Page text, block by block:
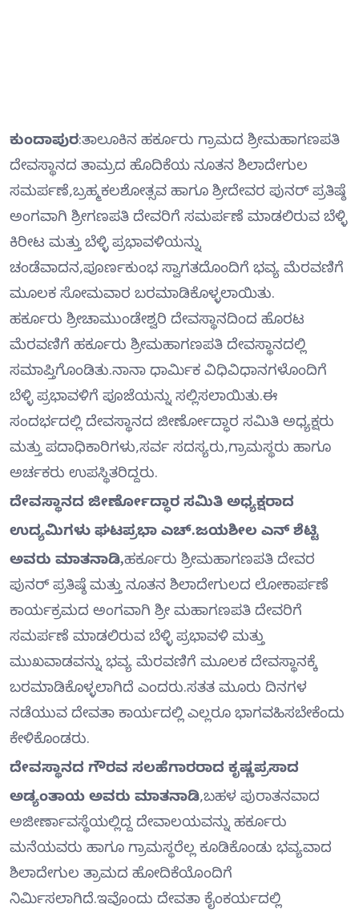
ಕುಂದಾಪುರ:ತಾಲೂಕಿನ ಹರ್ಕೂರು ಗ್ರಾಮದ ಶ್ರೀಮಹಾಗಣಪತಿ
ದೇವಸ್ಥಾನದ ತಾಮ್ರದ ಹೊದಿಕೆಯ ನೂತನ ಶಿಲಾದೇಗುಲ
ಸಮರ್ಪಣೆ,ಬ್ರಹ್ಮಕಲಶೋತ್ಸವ ಹಾಗೂ ಶ್ರೀದೇವರ ಪುನರ್ ಪ್ರತಿಷ್ಠೆ
ಅಂಗವಾಗಿ ಶ್ರೀಗಣಪತಿ ದೇವರಿಗೆ ಸಮರ್ಪಣೆ ಮಾಡಲಿರುವ ಬೆಳ್ಳಿ
ಕಿರೀಟ ಮತ್ತು ಬೆಳ್ಳಿ ಪ್ರಭಾವಳಿಯನ್ನು
ಚಂಡೆವಾದನ,ಪೂರ್ಣಕುಂಭ ಸ್ವಾಗತದೊಂದಿಗೆ ಭವ್ಯ ಮೆರವಣಿಗೆ
ಮೂಲಕ ಸೋಮವಾರ ಬರಮಾಡಿಕೊಳ್ಳಲಾಯಿತು.
ಹರ್ಕೂರು ಶ್ರೀಚಾಮುಂಡೇಶ್ವರಿ ದೇವಸ್ಥಾನದಿಂದ ಹೊರಟ
ಮೆರವಣಿಗೆ ಹರ್ಕೂರು ಶ್ರೀಮಹಾಗಣಪತಿ ದೇವಸ್ಥಾನದಲ್ಲಿ
ಸಮಾಪ್ತಿಗೊಂಡಿತು.ನಾನಾ ಧಾರ್ಮಿಕ ವಿಧಿವಿಧಾನಗಳೊಂದಿಗೆ
ಬೆಳ್ಳಿ ಪ್ರಭಾವಳಿಗೆ ಪೂಜೆಯನ್ನು ಸಲ್ಲಿಸಲಾಯಿತು.ಈ
ಸಂದರ್ಭದಲ್ಲಿ ದೇವಸ್ಥಾನದ ಜೀರ್ಣೋದ್ಧಾರ ಸಮಿತಿ ಅಧ್ಯಕ್ಷರು
ಮತ್ತು ಪದಾಧಿಕಾರಿಗಳು,ಸರ್ವ ಸದಸ್ಯರು,ಗ್ರಾಮಸ್ಥರು ಹಾಗೂ
ಅರ್ಚಕರು ಉಪಸ್ಥಿತರಿದ್ದರು.
ದೇವಸ್ಥಾನದ ಜೀರ್ಣೋದ್ಧಾರ ಸಮಿತಿ ಅಧ್ಯಕ್ಷರಾದ
ಉದ್ಯಮಿಗಳು ಘಟಪ್ರಭಾ ಎಚ್.ಜಯಶೀಲ ಎನ್ ಶೆಟ್ಟಿ
ಅವರು ಮಾತನಾಡಿ,ಹರ್ಕೂರು ಶ್ರೀಮಹಾಗಣಪತಿ ದೇವರ
ಪುನರ್ ಪ್ರತಿಷ್ಠೆ ಮತ್ತು ನೂತನ ಶಿಲಾದೇಗುಲದ ಲೋಕಾರ್ಪಣೆ
ಕಾರ್ಯಕ್ರಮದ ಅಂಗವಾಗಿ ಶ್ರೀ ಮಹಾಗಣಪತಿ ದೇವರಿಗೆ
ಸಮರ್ಪಣೆ ಮಾಡಲಿರುವ ಬೆಳ್ಳಿ ಪ್ರಭಾವಳಿ ಮತ್ತು
ಮುಖವಾಡವನ್ನು ಭವ್ಯ ಮೆರವಣಿಗೆ ಮೂಲಕ ದೇವಸ್ಥಾನಕ್ಕೆ
ಬರಮಾಡಿಕೊಳ್ಳಲಾಗಿದೆ ಎಂದರು.ಸತತ ಮೂರು ದಿನಗಳ
ನಡೆಯುವ ದೇವತಾ ಕಾರ್ಯದಲ್ಲಿ ಎಲ್ಲರೂ ಭಾಗವಹಿಸಬೇಕೆಂದು
ಕೇಳಿಕೊಂಡರು.
ದೇವಸ್ಥಾನದ ಗೌರವ ಸಲಹೆಗಾರರಾದ ಕೃಷ್ಣಪ್ರಸಾದ
ಅಡ್ಯಂತಾಯ ಅವರು ಮಾತನಾಡಿ,ಬಹಳ ಪುರಾತನವಾದ
ಅಜೀರ್ಣಾವಸ್ಥೆಯಲ್ಲಿದ್ದ ದೇವಾಲಯವನ್ನು ಹರ್ಕೂರು
ಮನೆಯವರು ಹಾಗೂ ಗ್ರಾಮಸ್ಥರೆಲ್ಲ ಕೂಡಿಕೊಂಡು ಭವ್ಯವಾದ
ಶಿಲಾದೇಗುಲ ತ್ರಾಮದ ಹೋದಿಕೆಯೊಂದಿಗೆ
ನಿರ್ಮಿಸಲಾಗಿದೆ.ಇವೊಂದು ದೇವತಾ ಕೈಂಕರ್ಯದಲ್ಲಿ